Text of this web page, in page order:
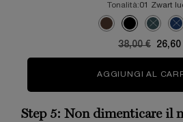
Tonalità:01 Zwart
Selected
Colore 02 Marrone
Selected
Colore 01
La
Old price
38,00 € New
26,60
AGGIUNGI AL
Step 5: Non dimenticare il